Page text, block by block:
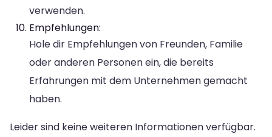
verwenden.
Empfehlungen:
Hole dir Empfehlungen von Freunden, Familie
oder anderen Personen ein, die bereits
Erfahrungen mit dem Unternehmen gemacht
haben.
Leider sind keine weiteren Informationen verfügbar.